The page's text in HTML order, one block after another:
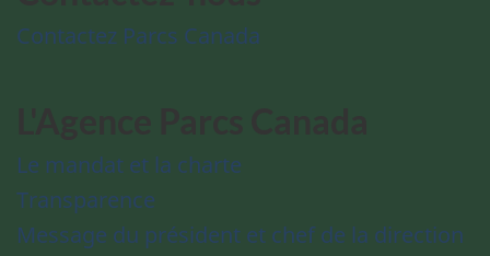
Contactez Parcs Canada
Le mandat et la charte
Transparence
Message du président et chef de la direction